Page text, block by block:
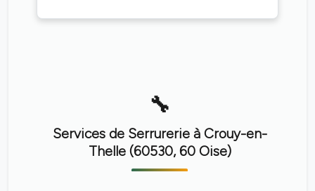
Services de Serrurerie à Crouy-en-
Thelle (60530, 60 Oise)